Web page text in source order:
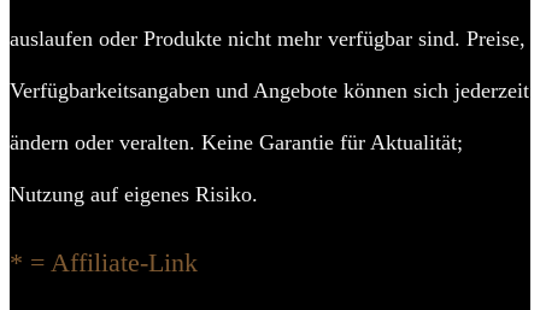
auslaufen oder Produkte nicht mehr verfügbar sind. Preise,
Verfügbarkeitsangaben und Angebote können sich jederzeit
ändern oder veralten. Keine Garantie für Aktualität;
Nutzung auf eigenes Risiko.
* = Affiliate-Link